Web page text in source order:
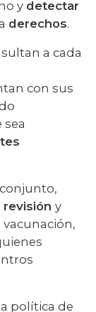
y detectar
derechos.
a cada
con sus
sea
revisión